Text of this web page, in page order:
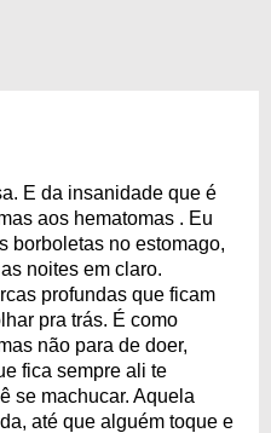
E da insanidade que é
aos hematomas . Eu
borboletas no estomago,
noites em claro.
profundas que ficam
pra trás. É como
não para de doer,
fica sempre ali te
se machucar. Aquela
até que alguém toque e